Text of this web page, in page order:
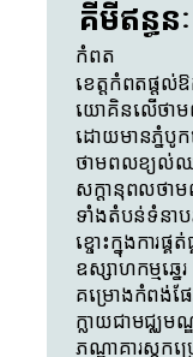
គីមីឥន្ធ
កំពត
ខេត្តកំពតផ្តល់
យោគិនលើថាម
ដោយមានភ្នំបូ
ថាមពលខ្យល់ឈ
សក្តានុពលថាម
ទាំងតំបន់ទំនាប
ខ្ចោះក្នុងការ
ឧស្សាហកម្មឆ្ន
គម្រោងកំពង់ផ
ក្លាយជាមជ្ឈម
ភណ្ឌាគារស្តុក